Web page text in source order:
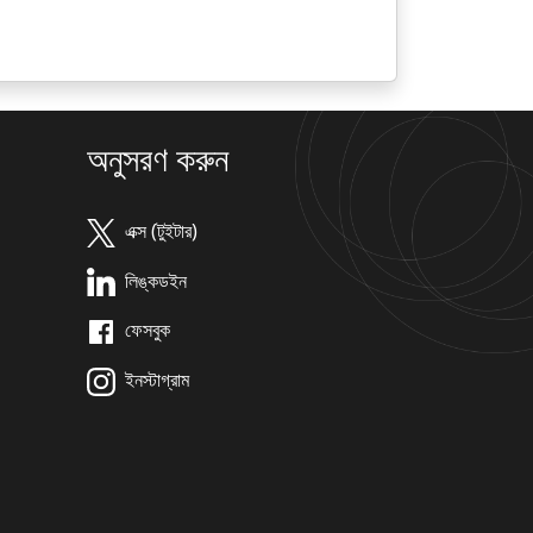
অনুসরণ করুন
এক্স (টুইটার)
লিঙ্কডইন
ফেসবুক
ইনস্টাগ্রাম